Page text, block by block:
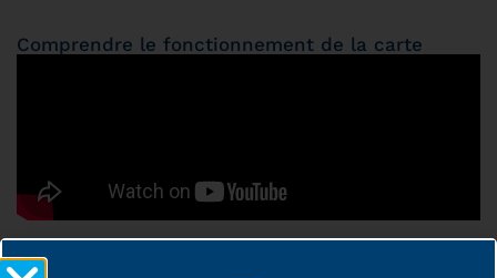
Comprendre le fonctionnement de la carte